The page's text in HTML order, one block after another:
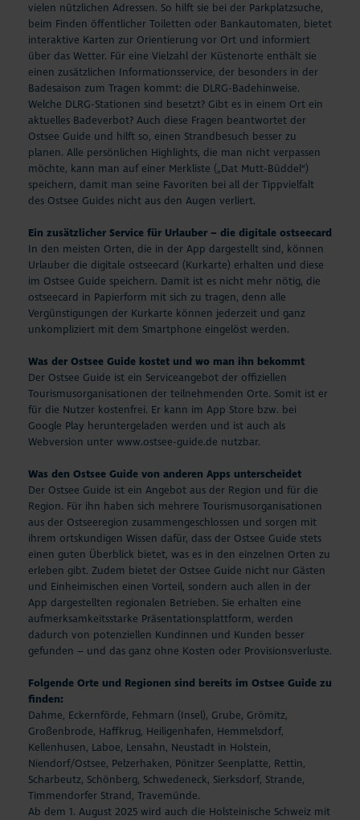
vielen nützlichen Adressen. So hilft sie bei der Parkplatzsuche,
beim Finden öffentlicher Toiletten oder Bankautomaten, bietet
interaktive Karten zur Orientierung vor Ort und informiert
über das Wetter. Für eine Vielzahl der Küstenorte enthält sie
einen zusätzlichen Informationsservice, der besonders in der
Badesaison zum Tragen kommt: die DLRG-Badehinweise.
Welche DLRG-Stationen sind besetzt? Gibt es in einem Ort ein
aktuelles Badeverbot? Auch diese Fragen beantwortet der
Ostsee Guide und hilft so, einen Strandbesuch besser zu
planen. Alle persönlichen Highlights, die man nicht verpassen
möchte, kann man auf einer Merkliste („Dat Mutt-Büddel“)
speichern, damit man seine Favoriten bei all der Tippvielfalt
des Ostsee Guides nicht aus den Augen verliert.
Ein zusätzlicher Service für Urlauber – die digitale ostseecard
In den meisten Orten, die in der App dargestellt sind, können
Urlauber die digitale ostseecard (Kurkarte) erhalten und diese
im Ostsee Guide speichern. Damit ist es nicht mehr nötig, die
ostseecard in Papierform mit sich zu tragen, denn alle
Vergünstigungen der Kurkarte können jederzeit und ganz
unkompliziert mit dem Smartphone eingelöst werden.
Was der Ostsee Guide kostet und wo man ihn bekommt
Der Ostsee Guide ist ein Serviceangebot der offiziellen
Tourismusorganisationen der teilnehmenden Orte. Somit ist er
für die Nutzer kostenfrei. Er kann im App Store bzw. bei
Google Play heruntergeladen werden und ist auch als
Webversion unter www.ostsee-guide.de nutzbar.
Was den Ostsee Guide von anderen Apps unterscheidet
Der Ostsee Guide ist ein Angebot aus der Region und für die
Region. Für ihn haben sich mehrere Tourismusorganisationen
aus der Ostseeregion zusammengeschlossen und sorgen mit
ihrem ortskundigen Wissen dafür, dass der Ostsee Guide stets
einen guten Überblick bietet, was es in den einzelnen Orten zu
erleben gibt. Zudem bietet der Ostsee Guide nicht nur Gästen
und Einheimischen einen Vorteil, sondern auch allen in der
App dargestellten regionalen Betrieben. Sie erhalten eine
aufmerksamkeitsstarke Präsentationsplattform, werden
dadurch von potenziellen Kundinnen und Kunden besser
gefunden – und das ganz ohne Kosten oder Provisionsverluste.
Folgende Orte und Regionen sind bereits im Ostsee Guide zu
finden:
Dahme, Eckernförde, Fehmarn (Insel), Grube, Grömitz,
Großenbrode, Haffkrug, Heiligenhafen, Hemmelsdorf,
Kellenhusen, Laboe, Lensahn, Neustadt in Holstein,
Niendorf/Ostsee, Pelzerhaken, Pönitzer Seenplatte, Rettin,
Scharbeutz, Schönberg, Schwedeneck, Sierksdorf, Strande,
Timmendorfer Strand, Travemünde.
Ab dem 1. August 2025 wird auch die Holsteinische Schweiz mit